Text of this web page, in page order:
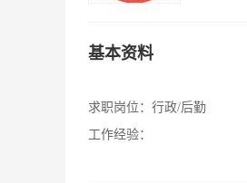
基本资料
求职岗位： 行政/后勤
工作经验：